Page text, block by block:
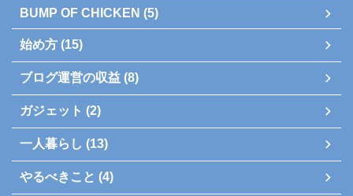
BUMP OF CHICKEN (5)
始め方 (15)
ブログ運営の収益 (8)
ガジェット (2)
一人暮らし (13)
やるべきこと (4)